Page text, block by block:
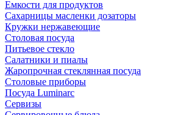
Емкости для продуктов
Сахарницы масленки дозаторы
Кружки нержавеющие
Столовая посуда
Питьевое стекло
Салатники и пиалы
Жаропрочная стеклянная посуда
Столовые приборы
Посуда Luminarс
Сервизы